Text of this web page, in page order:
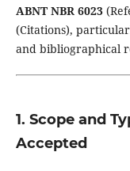
ABNT NBR 6023
(Citations),
and bibliographical
1. Scope and
Accepted